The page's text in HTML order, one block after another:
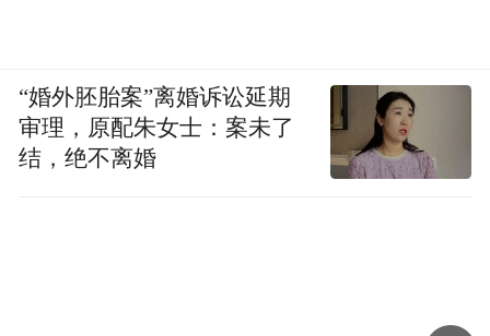
“婚外胚胎案”离婚诉讼延期
审理，原配朱女士：案未了
结，绝不离婚